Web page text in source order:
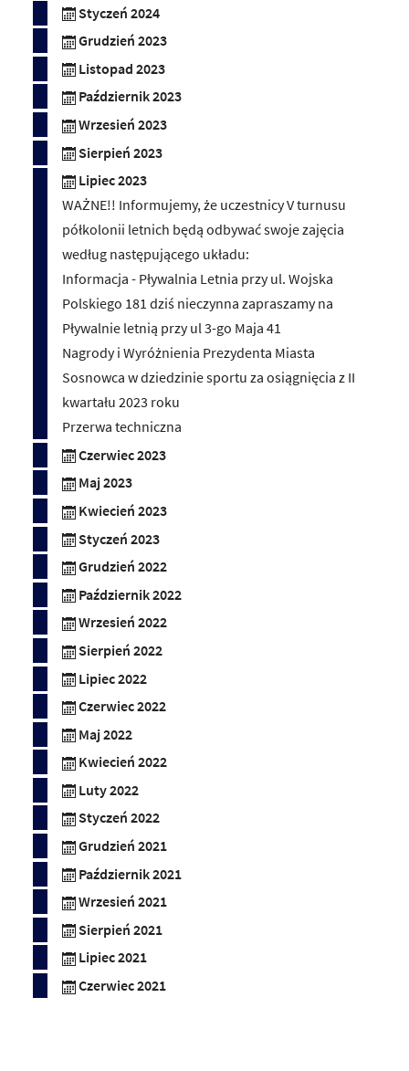
Styczeń 2024
Grudzień 2023
Listopad 2023
Październik 2023
Wrzesień 2023
Sierpień 2023
Lipiec 2023
WAŻNE!! Informujemy, że uczestnicy V turnusu
półkolonii letnich będą odbywać swoje zajęcia
według następującego układu:
Informacja - Pływalnia Letnia przy ul. Wojska
Polskiego 181 dziś nieczynna zapraszamy na
Pływalnie letnią przy ul 3-go Maja 41
Nagrody i Wyróżnienia Prezydenta Miasta
Sosnowca w dziedzinie sportu za osiągnięcia z II
kwartału 2023 roku
Przerwa techniczna
Czerwiec 2023
Maj 2023
Kwiecień 2023
Styczeń 2023
Grudzień 2022
Październik 2022
Wrzesień 2022
Sierpień 2022
Lipiec 2022
Czerwiec 2022
Maj 2022
Kwiecień 2022
Luty 2022
Styczeń 2022
Grudzień 2021
Październik 2021
Wrzesień 2021
Sierpień 2021
Lipiec 2021
Czerwiec 2021